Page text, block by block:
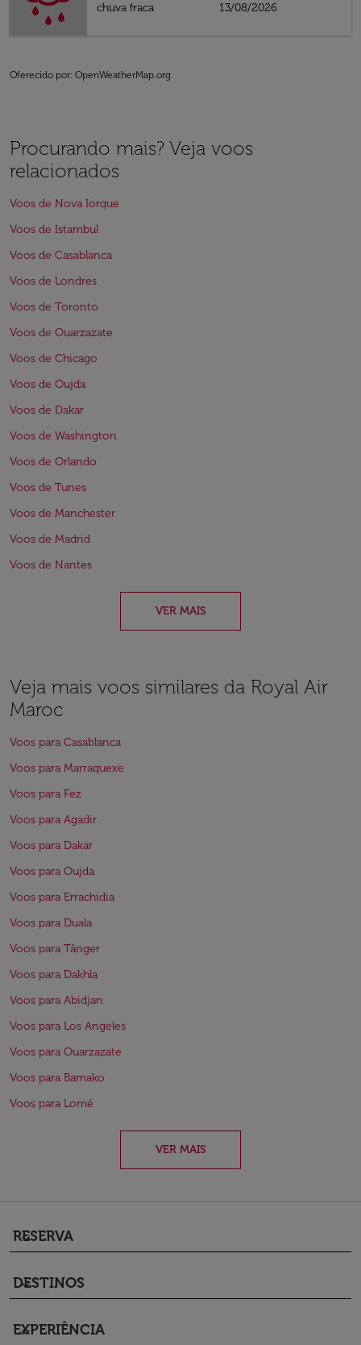
chuva fraca
13/08/2026
Oferecido por: OpenWeatherMap.org
Procurando mais? Veja voos
relacionados
Voos de Nova Iorque
Voos de Istambul
Voos de Casablanca
Voos de Londres
Voos de Toronto
Voos de Ouarzazate
Voos de Chicago
Voos de Oujda
Voos de Dakar
Voos de Washington
Voos de Orlando
Voos de Tunes
Voos de Manchester
Voos de Madrid
Voos de Nantes
VER MAIS
Veja mais voos similares da Royal Air
Maroc
Voos para Casablanca
Voos para Marraquexe
Voos para Fez
Voos para Agadir
Voos para Dakar
Voos para Oujda
Voos para Errachidia
Voos para Duala
Voos para Tânger
Voos para Dakhla
Voos para Abidjan
Voos para Los Angeles
Voos para Ouarzazate
Voos para Bamako
Voos para Lomé
VER MAIS
RESERVA
keyboard_arrow_down
DESTINOS
keyboard_arrow_down
EXPERIÊNCIA
keyboard_arrow_down